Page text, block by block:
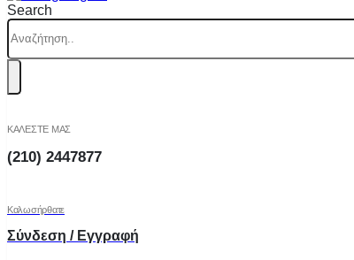
Search
ΚΑΛΕΣΤΕ ΜΑΣ
(210) 2447877
Καλωσήρθατε
Σύνδεση / Εγγραφή